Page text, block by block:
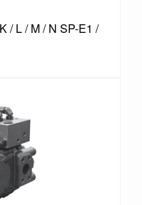
/ L / M / N SP-E1 /